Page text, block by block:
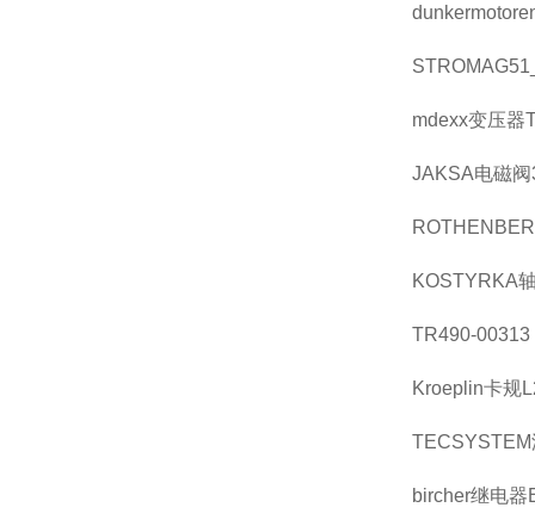
mdexx变压器
JAKSA电磁
KOSTYRKA
TR490-00313
Kroeplin卡规
bircher继电